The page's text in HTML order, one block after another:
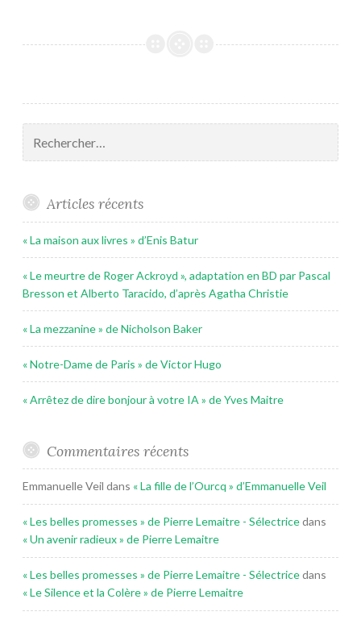
Articles récents
« La maison aux livres » d’Enis Batur
« Le meurtre de Roger Ackroyd », adaptation en BD par Pascal
Bresson et Alberto Taracido, d’après Agatha Christie
« La mezzanine » de Nicholson Baker
« Notre-Dame de Paris » de Victor Hugo
« Arrêtez de dire bonjour à votre IA » de Yves Maitre
Commentaires récents
Emmanuelle Veil dans « La fille de l’Ourcq » d’Emmanuelle Veil
« Les belles promesses » de Pierre Lemaitre - Sélectricedans
« Un avenir radieux » de Pierre Lemaitre
« Les belles promesses » de Pierre Lemaitre - Sélectricedans
« Le Silence et la Colère » de Pierre Lemaitre